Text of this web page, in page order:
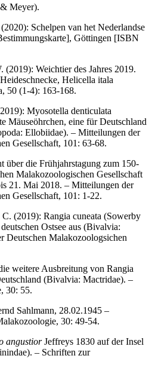
Meyer).
Schelpen van het Nederlandse
Göttingen [ISBN
Weichtier des Jahres 2019.
Helicella itala
50 (1-4): 163-168.
Myosotella denticulata
Mäuseöhrchen, eine für Deutschland
Ellobiidae). – Mitteilungen der
Gesellschaft, 101: 63-68.
über die Frühjahrstagung zum 150-
Malakozoologischen Gesellschaft
21. Mai 2018. – Mitteilungen der
Gesellschaft, 101: 1-22.
(2019): Rangia cuneata (Sowerby
Ostsee aus (Bivalvia:
Deutschen Malakozoologsichen
weitere Ausbreitung von Rangia
(Bivalvia: Mactridae). –
30: 55.
Sahlmann, 28.02.1945 –
30: 49-54.
angustiorJeffreys 1830 auf der Insel
– Schriften zur